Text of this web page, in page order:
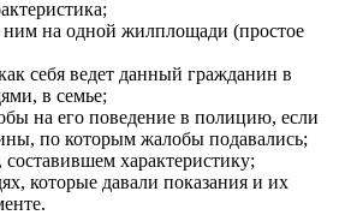
ним на одной жилплощади (простое
себя ведет данный гражданин в
в семье;
на его поведение в полицию, если
по которым жалобы подавались;
составившем характеристику;
которые давали показания и их